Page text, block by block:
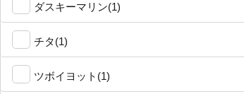
ダスキーマリン(1)
チタ(1)
ツボイヨット(1)